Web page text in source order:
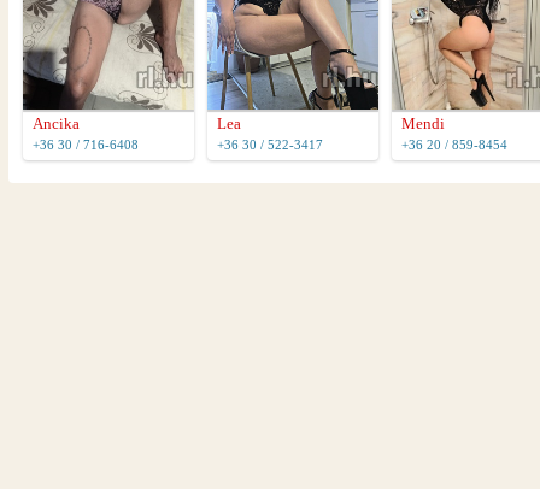
Ancika
+36 30 / 716-6408
Lea
+36 30 / 522-3417
Mendi
+36 20 / 859-8454